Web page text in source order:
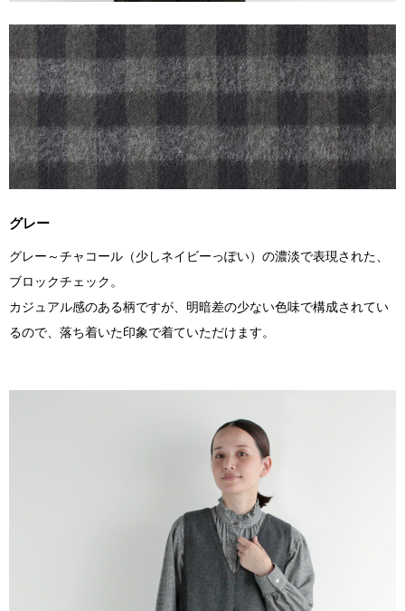
グレー
グレー～チャコール（少しネイビーっぽい）の濃淡で表現された、
ブロックチェック。
カジュアル感のある柄ですが、明暗差の少ない色味で構成されてい
るので、落ち着いた印象で着ていただけます。